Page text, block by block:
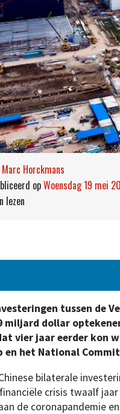
Marc Horckmans
op woensdag 19 mei
lezen
tussen de
miljard dollar
vier jaar eerder kon
en het National
bilaterale
crisis twaalf
de coronapandemie